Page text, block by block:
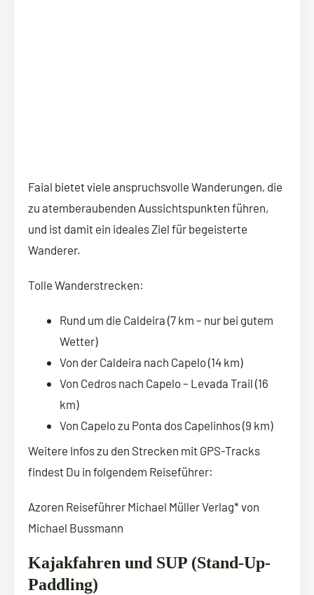
Faial bietet viele anspruchsvolle Wanderungen, die
zu atemberaubenden Aussichtspunkten führen,
und ist damit ein ideales Ziel für begeisterte
Wanderer.
Tolle Wanderstrecken:
Rund um die Caldeira (7 km – nur bei gutem
Wetter)
Von der Caldeira nach Capelo (14 km)
Von Cedros nach Capelo – Levada Trail (16
km)
Von Capelo zu Ponta dos Capelinhos (9 km)
Weitere Infos zu den Strecken mit GPS-Tracks
findest Du in folgendem Reiseführer:
Azoren Reiseführer Michael Müller Verlag* von
Michael Bussmann
Kajakfahren und SUP (Stand-Up-
Paddling)